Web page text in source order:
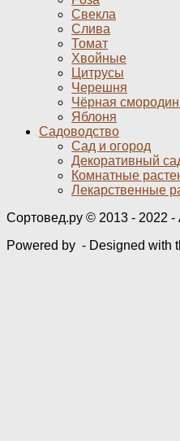
Свекла
Слива
Томат
Хвойные
Цитрусы
Черешня
Чёрная
Яблоня
Садоводство
Сад и огород
Декоративный
Комнатные
Лекарственные
Сортовед.ру © 2013 - 2022 -
Powered by - Designed with